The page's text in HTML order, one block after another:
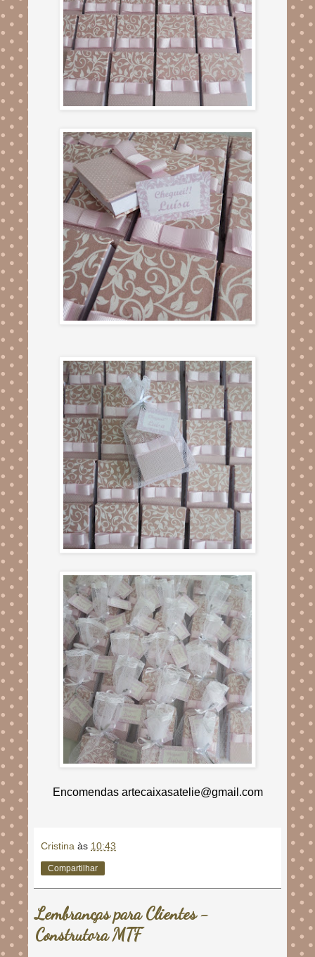
Encomendas artecaixasatelie@gmail.com
Cristina às 10:43
Compartilhar
Lembranças para Clientes -
Construtora MTF